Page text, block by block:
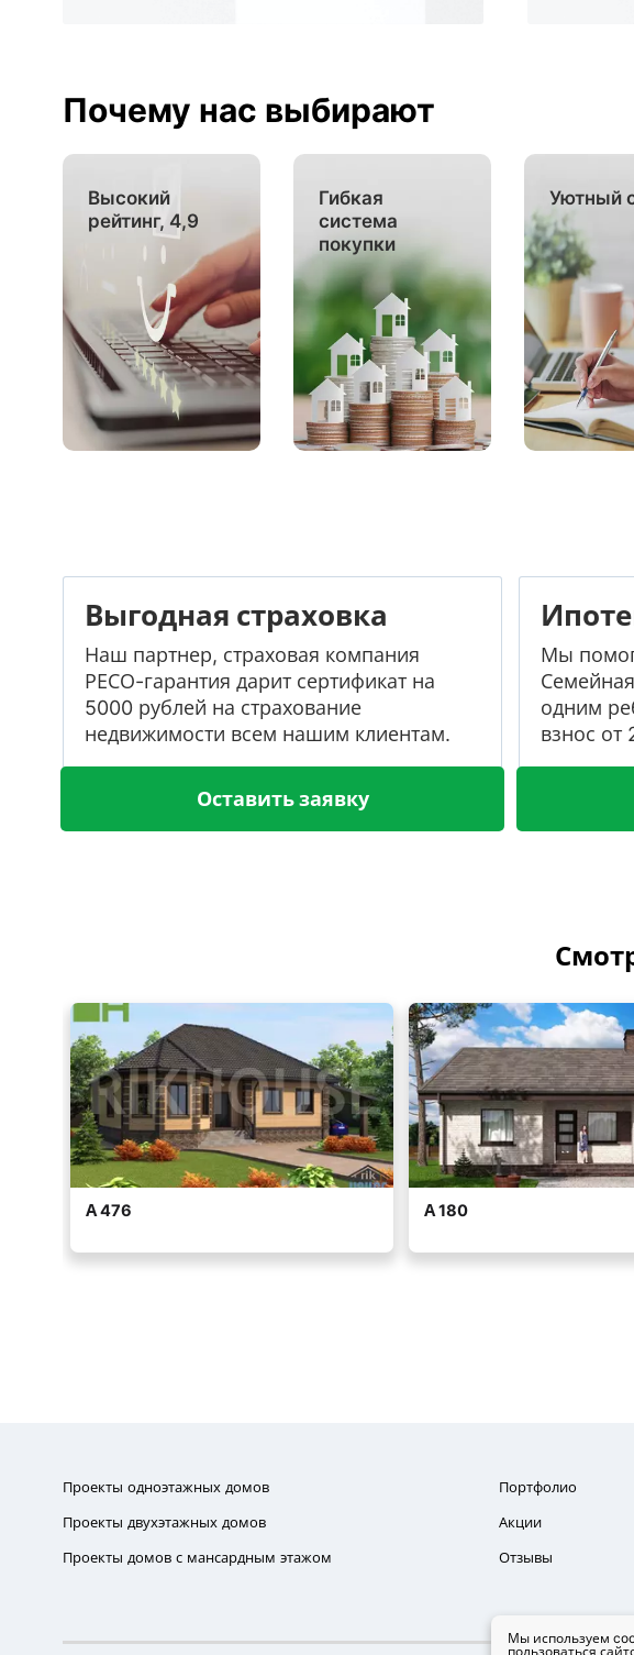
Почему нас выбирают
Высокий
рейтинг, 4,9
Гибкая
система
покупки
Уютный
Выгодная страховка
Наш партнер, страховая компания
РЕСО-гарантия дарит сертификат на
5000 рублей на страхование
недвижимости всем нашим клиентам.
Оставить заявку
Мы
одним
взнос от
Проекты одноэтажных домов
Проекты двухэтажных домов
Проекты домов с мансардным этажом
Портфолио
Акции
Отзывы
Мы используем
пользоваться